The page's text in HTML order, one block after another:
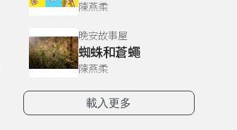
陳燕柔
晚安故事屋
蜘蛛和蒼蠅
陳燕柔
載入更多